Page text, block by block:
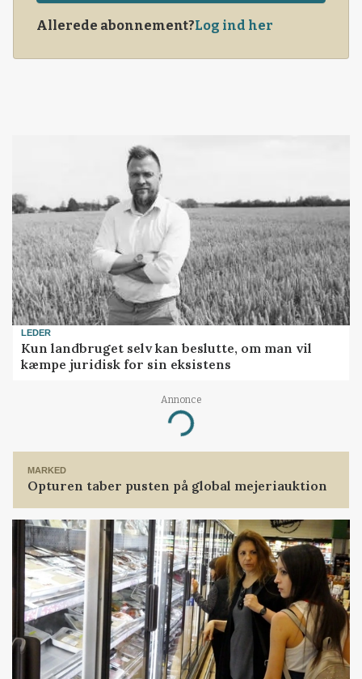
Allerede abonnement?Log ind her
LEDER
Kun landbruget selv kan beslutte, om man vil
kæmpe juridisk for sin eksistens
Annonce
Loading...
MARKED
Opturen taber pusten på global mejeriauktion